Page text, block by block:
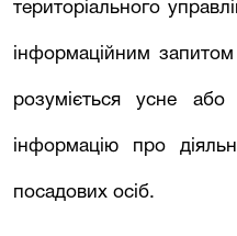
територіального
інформаційним
розуміється усне
інформацію про
посадових осіб.